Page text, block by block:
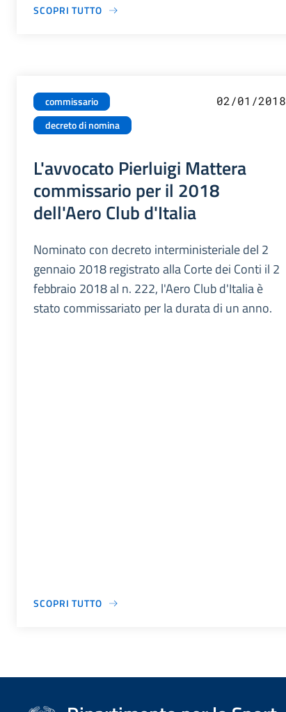
SCOPRI TUTTO
commissario
decreto di nomina
02/01/2018
L'avvocato Pierluigi Mattera
commissario per il 2018
dell'Aero Club d'Italia
Nominato con decreto interministeriale del 2
gennaio 2018 registrato alla Corte dei Conti il 2
febbraio 2018 al n. 222, l'Aero Club d'Italia è
stato commissariato per la durata di un anno.
SCOPRI TUTTO